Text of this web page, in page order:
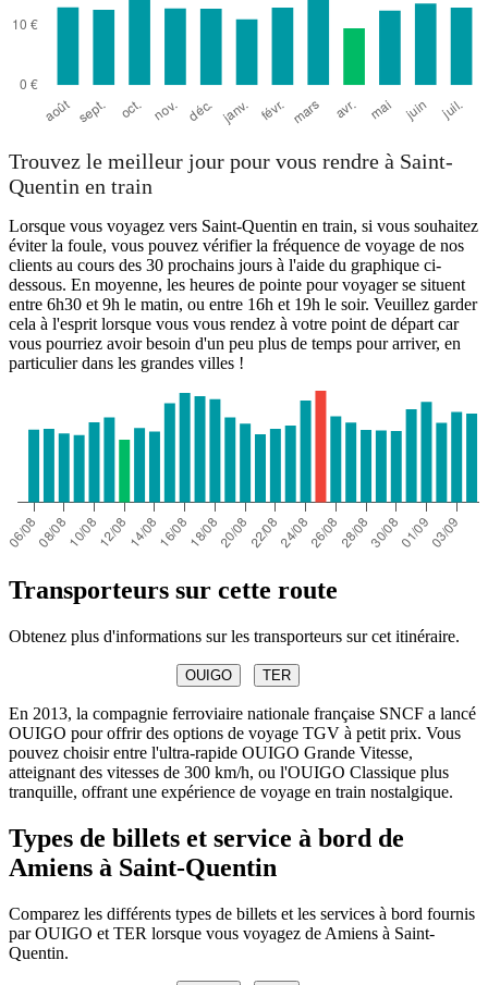
Trouvez le meilleur jour pour vous rendre à Saint-
Quentin en train
Lorsque vous voyagez vers Saint-Quentin en train, si vous souhaitez
éviter la foule, vous pouvez vérifier la fréquence de voyage de nos
clients au cours des 30 prochains jours à l'aide du graphique ci-
dessous. En moyenne, les heures de pointe pour voyager se situent
entre 6h30 et 9h le matin, ou entre 16h et 19h le soir. Veuillez garder
cela à l'esprit lorsque vous vous rendez à votre point de départ car
vous pourriez avoir besoin d'un peu plus de temps pour arriver, en
particulier dans les grandes villes !
Transporteurs sur cette route
Obtenez plus d'informations sur les transporteurs sur cet itinéraire.
OUIGO TER
En 2013, la compagnie ferroviaire nationale française SNCF a lancé
OUIGO pour offrir des options de voyage TGV à petit prix. Vous
pouvez choisir entre l'ultra-rapide OUIGO Grande Vitesse,
atteignant des vitesses de 300 km/h, ou l'OUIGO Classique plus
tranquille, offrant une expérience de voyage en train nostalgique.
Types de billets et service à bord de
Amiens à Saint-Quentin
Comparez les différents types de billets et les services à bord fournis
par OUIGO et TER lorsque vous voyagez de Amiens à Saint-
Quentin.